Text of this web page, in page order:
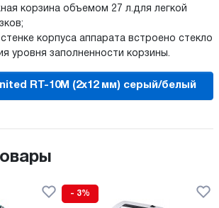
корзина объемом 27 л.для легкой
корпуса аппарата встроено стекло
уровня заполненности корзины.
RT-10M (2x12 мм) серый/белый
- 3%